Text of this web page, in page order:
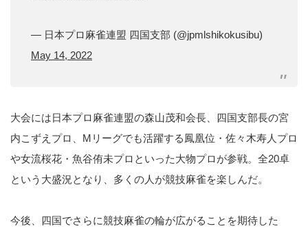
— 日本プロ麻雀連盟 四国支部 (@jpmlshikokusibu)
May 14, 2022
大会には日本プロ麻雀連盟の森山茂和会長、四国支部長の宮
内こずえプロ、Mリーグでも活躍する鳳凰位・佐々木寿人プロ
や女流桜花・魚谷侑未プロといった大物プロが参戦。全20卓
という大盛況となり、多くの人が競技麻雀を楽しんだ。
今後、四国でさらに競技麻雀の輪が広がることを期待した